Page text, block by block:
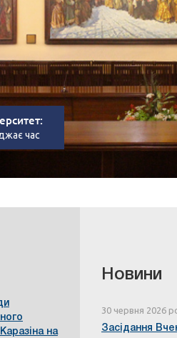
час
на
Новини
30 червня 2026
Засідання